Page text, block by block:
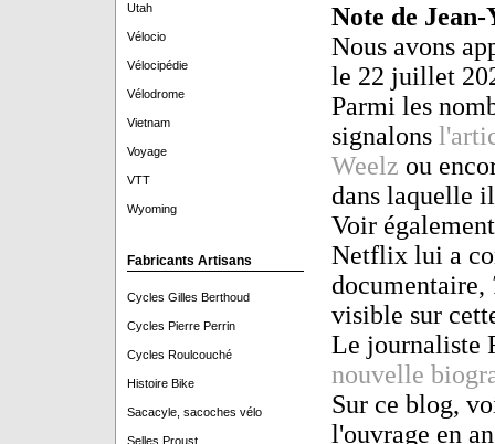
Utah
Vélocio
Vélocipédie
Vélodrome
Vietnam
Voyage
VTT
Wyoming
Fabricants Artisans
Cycles Gilles Berthoud
Cycles Pierre Perrin
Cycles Roulcouché
Histoire Bike
Sacacyle, sacoches vélo
Selles Proust
Note de
Nous avons
le 22 juillet
Parmi les
signalons
Weelz ou
dans laquelle
Voir
Netflix lui a
documentaire,
visible sur
Le journaliste
nouvelle
Sur ce blog,
l'ouvrage en